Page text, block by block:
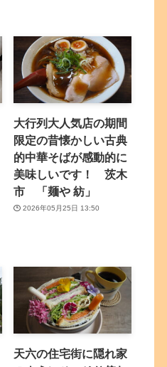
大行列大人気店の期間
限定の昔懐かしい古典
的中華そばが感動的に
美味しいです！ 茨木
市 「麺や 紡」
2026年05月25日 13:50
天六の住宅街に隠れ家